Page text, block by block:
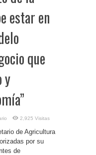
estar en
que
y
2,925 Visitas
de Agricultura
por su
de